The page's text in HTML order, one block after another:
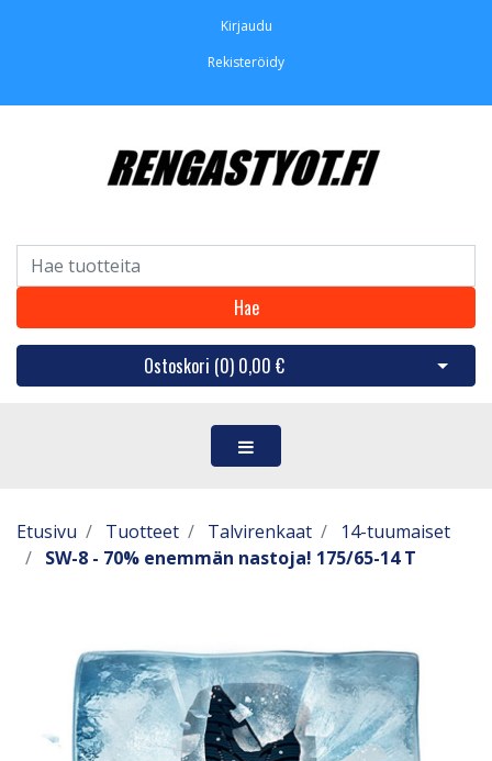
Kirjaudu
Rekisteröidy
Hae
Ostoskori (0) 0,00 € Avaa
Etusivu Tuotteet Talvirenkaat
14-tuumaiset
SW-8 - 70% enemmän nastoja! 175/65-14 T